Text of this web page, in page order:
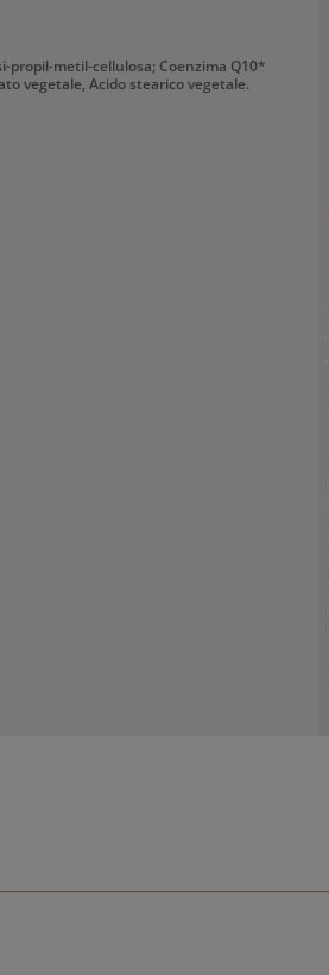
metil-cellulosa; Coenzima Q10*
vegetale, Acido stearico vegetale.